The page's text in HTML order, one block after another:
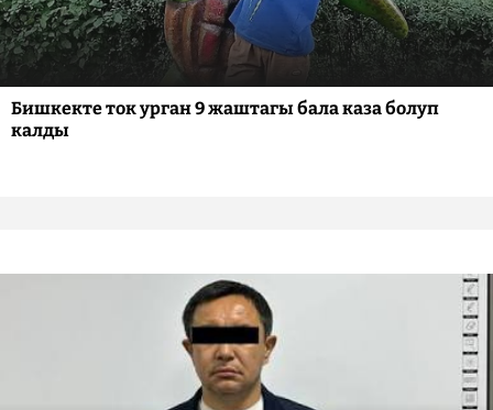
Бишкекте ток урган 9 жаштагы бала каза болуп
калды